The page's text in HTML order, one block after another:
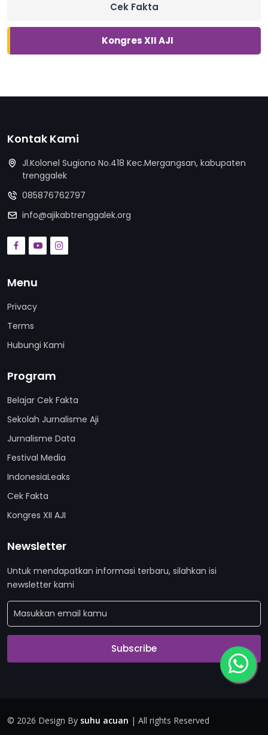
Cek Fakta
Kongres XII AJI
Kontak Kami
Jl.Kolonel Sugiono No.418 Kec.Mergangsan, kabupaten
trenggalek
085876762797
info@ajikabtrenggalek.org
Menu
Privacy
Terms
Hubungi Kami
Program
Belajar Cek Fakta
Sekolah Jurnalisme Aji
Jurnalisme Data
Festival Media
IndonesiaLeaks
Cek Fakta
Kongres XII AJI
Newsletter
Untuk mendapatkan informasi terbaru, silahkan isi
newsletter kami
Subscribe
© 2026 Design By suhu acuan | All rights Reserved